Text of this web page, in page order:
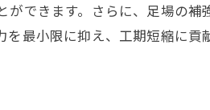
できます。さらに、足場の補
最小限に抑え、工期短縮に貢